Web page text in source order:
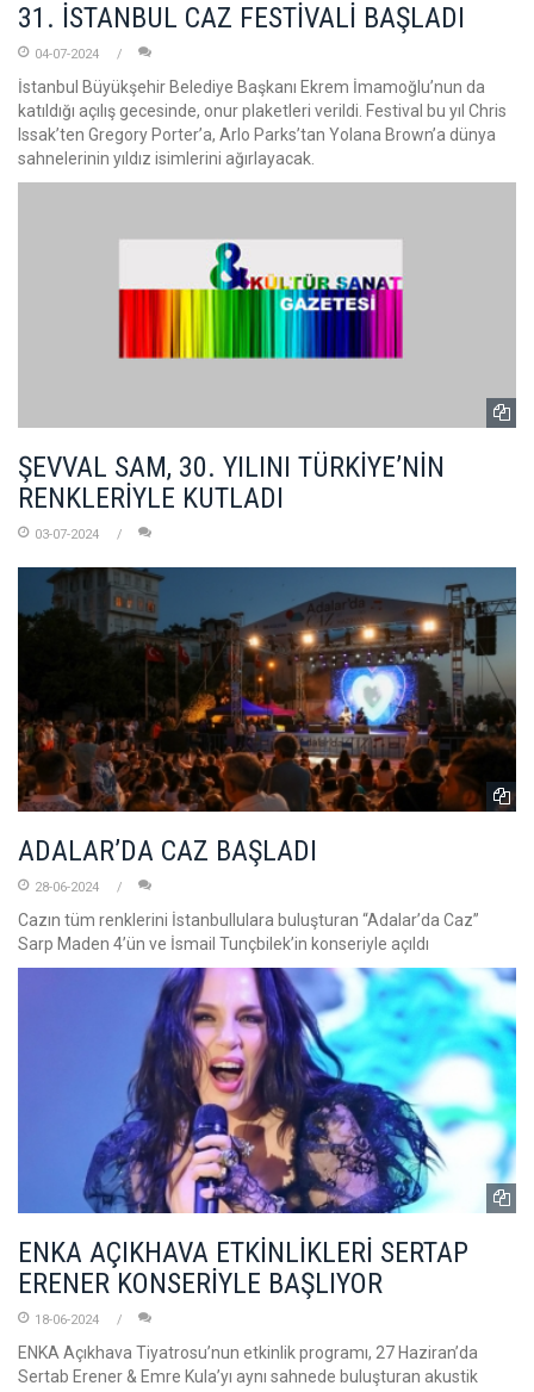
31. İSTANBUL CAZ FESTİVALİ BAŞLADI
04-07-2024
İstanbul Büyükşehir Belediye Başkanı Ekrem İmamoğlu’nun da
katıldığı açılış gecesinde, onur plaketleri verildi. Festival bu yıl Chris
Issak’ten Gregory Porter’a, Arlo Parks’tan Yolana Brown’a dünya
sahnelerinin yıldız isimlerini ağırlayacak.
ŞEVVAL SAM, 30. YILINI TÜRKİYE’NİN
RENKLERİYLE KUTLADI
03-07-2024
ADALAR’DA CAZ BAŞLADI
28-06-2024
Cazın tüm renklerini İstanbullulara buluşturan “Adalar’da Caz”
Sarp Maden 4’ün ve İsmail Tunçbilek’in konseriyle açıldı
ENKA AÇIKHAVA ETKİNLİKLERİ SERTAP
ERENER KONSERİYLE BAŞLIYOR
18-06-2024
ENKA Açıkhava Tiyatrosu’nun etkinlik programı, 27 Haziran’da
Sertab Erener & Emre Kula’yı aynı sahnede buluşturan akustik